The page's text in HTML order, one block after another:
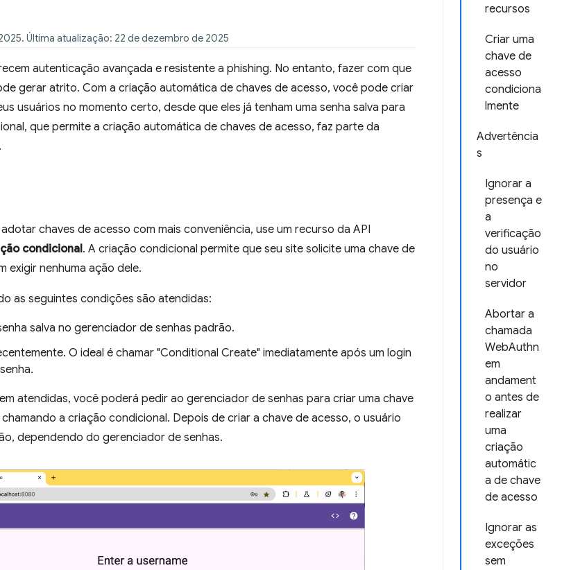
recursos
Criar uma
chave de
acesso
condiciona
lmente
Advertência
s
Ignorar a
presença e
a
verificação
do usuário
no
servidor
Abortar a
chamada
WebAuthn
em
andament
o antes de
realizar
uma
criação
automátic
a de chave
de acesso
Ignorar as
exceções
sem
Última atualização: 22 de dezembro de 2025
autenticação avançada e resistente a phishing. No entanto, fazer com que
gerar atrito. Com a criação automática de chaves de acesso, você pode criar
usuários no momento certo, desde que eles já tenham uma senha salva para
que permite a criação automática de chaves de acesso, faz parte da
chaves de acesso com mais conveniência, use um recurso da API
condicional. A criação condicional permite que seu site solicite uma chave de
exigir nenhuma ação dele.
as seguintes condições são atendidas:
salva no gerenciador de senhas padrão.
O ideal é chamar "Conditional Create" imediatamente após um login
atendidas, você poderá pedir ao gerenciador de senhas para criar uma chave
a criação condicional. Depois de criar a chave de acesso, o usuário
dependendo do gerenciador de senhas.